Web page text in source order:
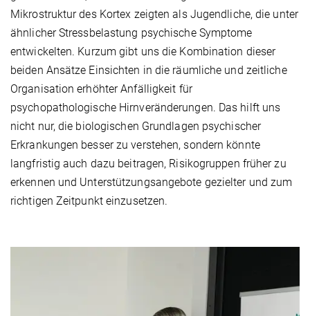
Mikrostruktur des Kortex zeigten als Jugendliche, die unter
ähnlicher Stressbelastung psychische Symptome
entwickelten. Kurzum gibt uns die Kombination dieser
beiden Ansätze Einsichten in die räumliche und zeitliche
Organisation erhöhter Anfälligkeit für
psychopathologische Hirnveränderungen. Das hilft uns
nicht nur, die biologischen Grundlagen psychischer
Erkrankungen besser zu verstehen, sondern könnte
langfristig auch dazu beitragen, Risikogruppen früher zu
erkennen und Unterstützungsangebote gezielter und zum
richtigen Zeitpunkt einzusetzen.